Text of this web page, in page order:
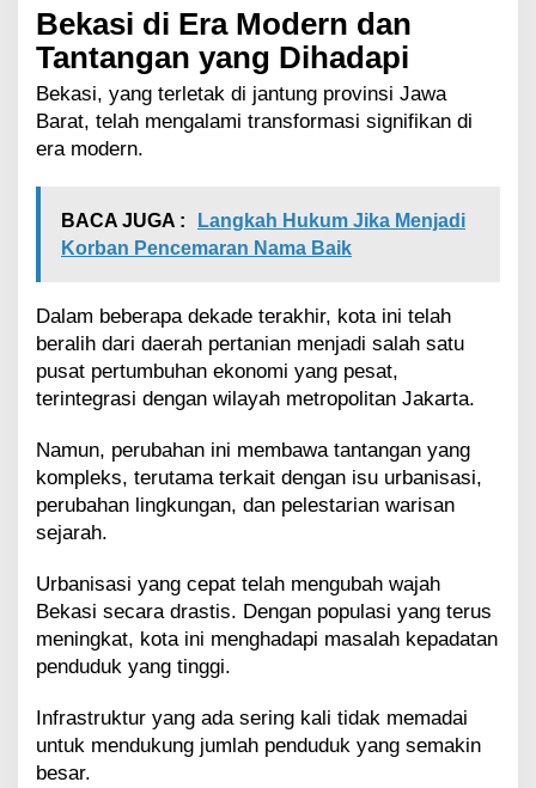
Bekasi di Era Modern dan
Tantangan yang Dihadapi
Bekasi, yang terletak di jantung provinsi Jawa
Barat, telah mengalami transformasi signifikan di
era modern.
BACA JUGA :
Langkah Hukum Jika Menjadi
Korban Pencemaran Nama Baik
Dalam beberapa dekade terakhir, kota ini telah
beralih dari daerah pertanian menjadi salah satu
pusat pertumbuhan ekonomi yang pesat,
terintegrasi dengan wilayah metropolitan Jakarta.
Namun, perubahan ini membawa tantangan yang
kompleks, terutama terkait dengan isu urbanisasi,
perubahan lingkungan, dan pelestarian warisan
sejarah.
Urbanisasi yang cepat telah mengubah wajah
Bekasi secara drastis. Dengan populasi yang terus
meningkat, kota ini menghadapi masalah kepadatan
penduduk yang tinggi.
Infrastruktur yang ada sering kali tidak memadai
untuk mendukung jumlah penduduk yang semakin
besar.